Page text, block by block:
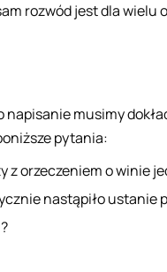
rozwód jest dla wielu
musimy
pytania:
z orzeczeniem o winie
nastąpiło ustanie